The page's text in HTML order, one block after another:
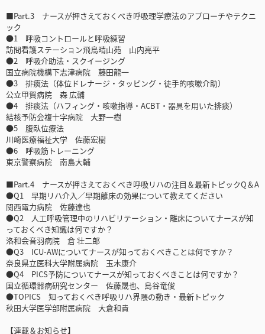
■Part.3 ナースが押さえておくべき呼吸理学療法のアプローチやテクニ
ック
●1 呼吸コントロールと呼吸練習
訪問看護ステーション飛鳥晴山苑 山内亮平
●2 呼吸介助法・スクイージング
国立病院機構下志津病院 藤田龍一
●3 排痰法（体位ドレナージ・タッピング・徒手的咳嗽介助）
公立甲賀病院 森 広輔
●4 排痰法（ハフィング・咳嗽指導・ACBT・器具を用いた排痰）
結核予防会複十字病院 大野一樹
●5 腹臥位療法
川崎医療福祉大学 佐藤宏樹
●6 呼吸筋トレーニング
東京警察病院 南島大輔
■Part.4 ナースが押さえておくべき呼吸リハの注目＆最新トピックQ＆A
●Q1 早期リハ介入／早期離床の効果について教えてください
関西電力病院 佐藤達也
●Q2 人工呼吸管理中のリハビリテーション・離床についてナースが知
っておくべき知識は何ですか？
洛和会音羽病院 倉 壮二郎
●Q3 ICU-AWについてナースが知っておくべきことは何ですか？
奈良県立医科大学附属病院 玉木康介
●Q4 PICS予防についてナースが知っておくべきことは何ですか？
国立循環器病研究センター 佐藤晟也、島谷竜俊
●TOPICS 知っておくべき呼吸リハ界隈の動き・最新トピック
秋田大学医学部附属病院 大倉和貴
【連載＆お知らせ】